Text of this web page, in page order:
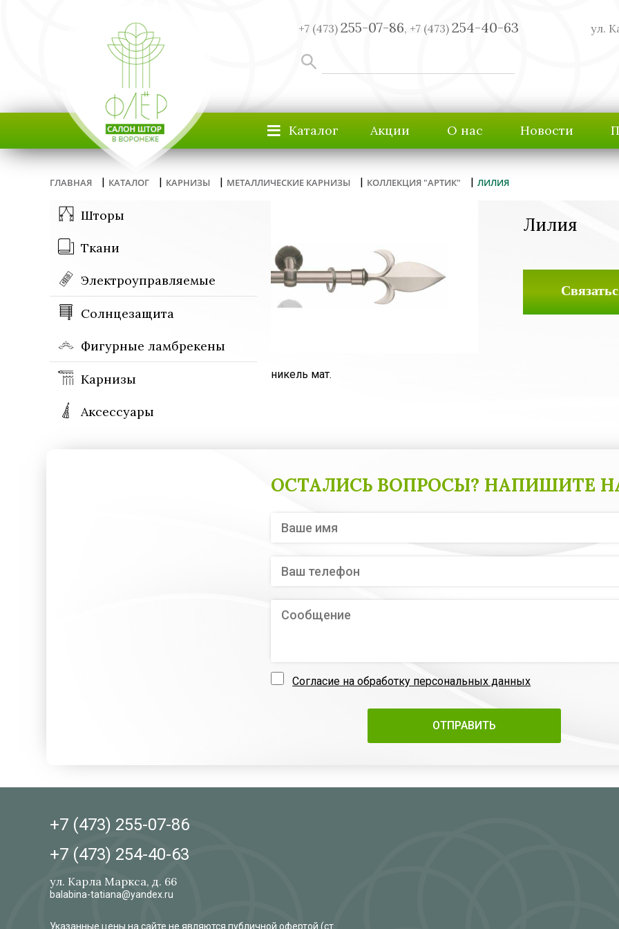
+7 (473) 255-07-86, +7 (473) 254-40-63 ул.
≡ Каталог Акции О нас Новости
ГЛАВНАЯ | КАТАЛОГ | КАРНИЗЫ | МЕТАЛЛИЧЕСКИЕ КАРНИЗЫ | КОЛЛЕКЦИЯ "АРТИК" | ЛИЛИЯ
Шторы
Ткани
Электроуправляемые
Солнцезащита
Фигурные ламбрекены
Карнизы
Аксессуары
Лилия
никель мат.
ОСТАЛИСЬ ВОПРОСЫ? НАПИШИТЕ
Согласие на обработку персональных данных
+7 (473) 255-07-86
+7 (473) 254-40-63
ул. Карла Маркса, д. 66
balabina-tatiana@yandex.ru
Указанные цены на сайте не являются публичной офертой (ст.